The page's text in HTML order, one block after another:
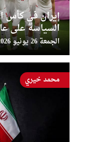
إيران في كأس
السياسة على
الجمعة 26 يونيو 2026 - 11:01:37
محمد خيري